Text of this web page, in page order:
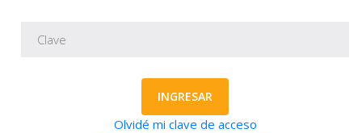
INGRESAR
Olvidé mi clave de acceso